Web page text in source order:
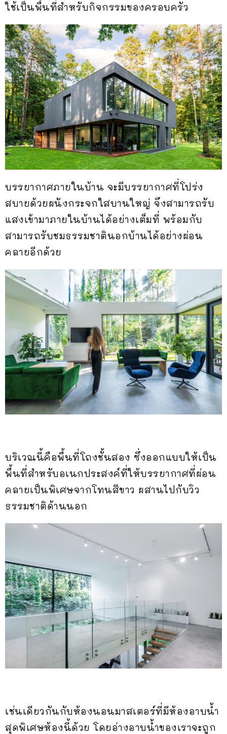
ใช้เป็นพื้นที่สำหรับกิจกรรมของครอบครัว
บรรยากาศภายในบ้าน จะมีบรรยากาศที่โปร่ง
สบายด้วยผนังกระจกใสบานใหญ่ จึงสามารถรับ
แสงเข้ามาภายในบ้านได้อย่างเต็มที่ พร้อมกับ
สามารถรับชมธรรมชาตินอกบ้านได้อย่างผ่อน
คลายอีกด้วย
บริเวณนี้คือพื้นที่โถงชั้นสอง ซึ่งออกแบบให้เป็น
พื้นที่สำหรับอเนกประสงค์ที่ให้บรรยากาศที่ผ่อน
คลายเป็นพิเศษจากโทนสีขาว ผสานไปกับวิว
ธรรมชาติด้านนอก
เช่นเดียวกันกับห้องนอนมาสเตอร์ที่มีห้องอาบน้ำ
สุดพิเศษห้องนี้ด้วย โดยอ่างอาบน้ำของเราจะถูก